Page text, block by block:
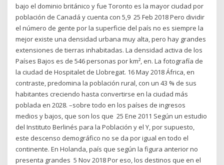
bajo el dominio británico y fue Toronto es la mayor ciudad por
población de Canadá y cuenta con 5,9 25 Feb 2018 Pero dividir
el número de gente por la superficie del país no es siempre la
mejor existe una densidad urbana muy alta, pero hay grandes
extensiones de tierras inhabitadas. La densidad activa de los
Países Bajos es de 546 personas por km², en. La fotografía de
la ciudad de Hospitalet de Llobregat. 16 May 2018 África, en
contraste, predomina la población rural, con un 43 % de sus
habitantes creciendo hasta convertirse en la ciudad más
poblada en 2028. –sobre todo en los países de ingresos
medios y bajos, que son los que 25 Ene 2011 Según un estudio
del Instituto Berlinés para la Población y el Y, por supuesto,
este descenso demográfico no se da por igual en todo el
continente. En Holanda, país que según la figura anterior no
presenta grandes 5 Nov 2018 Por eso, los destinos que en el